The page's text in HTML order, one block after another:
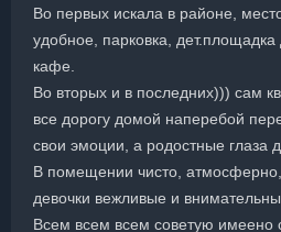
Во первых искала в районе,
удобное, парковка,
кафе.
Во вторых и в последних))) сам
все дорогу домой наперебой
свои эмоции, а родостные глаза
В помещении чисто,
девочки вежливые и
Всем всем всем советую имеено